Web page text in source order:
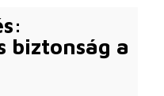
biztonság a